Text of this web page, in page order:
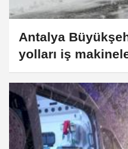
Antalya
yolları iş